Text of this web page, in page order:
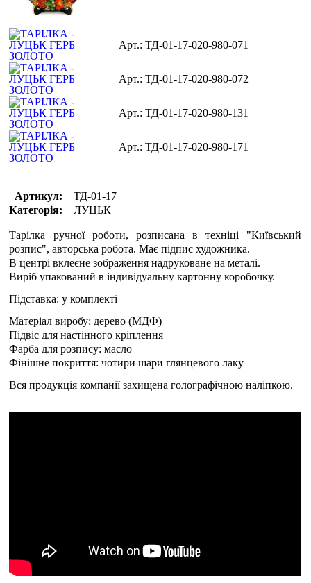
ТД-01-17-020-980-071
ТД-01-17-020-980-072
ТД-01-17-020-980-131
ТД-01-17-020-980-171
Артикул:
ТД-01-17
Категорія:
ЛУЦЬК
Тарілка ручної роботи, розписана в техніці "Київський
розпис", авторська робота. Має підпис художника.
В центрі вклеєне зображення надруковане на металі.
Виріб упакований в індивідуальну картонну коробочку.
Підставка: у комплекті
Матеріал виробу: дерево (МДФ)
Підвіс для настінного кріплення
Фарба для розпису: масло
Фінішне покриття: чотири шари глянцевого лаку
Вся продукція компанії захищена голографічною наліпкою.